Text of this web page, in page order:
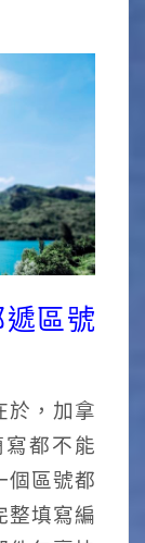
區號
於，加拿
都不能
個區號都
整填寫編